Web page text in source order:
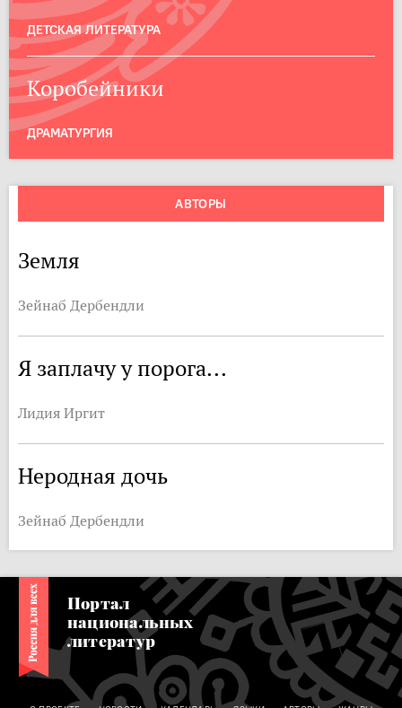
ДЕТСКАЯ ЛИТЕРАТУРА
Коробейники
ДРАМАТУРГИЯ
АВТОРЫ
Земля
Зейнаб Дербендли
Я заплачу у порога...
Лидия Иргит
Неродная дочь
Зейнаб Дербендли
Портал
национальных
литератур